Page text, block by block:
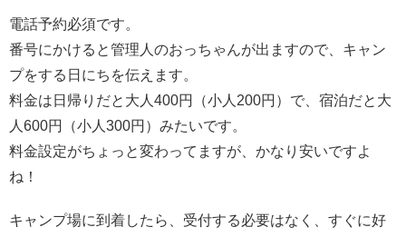
電話予約必須です。
番号にかけると管理人のおっちゃんが出ますので、キャン
プをする日にちを伝えます。
料金は日帰りだと大人400円（小人200円）で、宿泊だと大
人600円（小人300円）みたいです。
料金設定がちょっと変わってますが、かなり安いですよ
ね！
キャンプ場に到着したら、受付する必要はなく、すぐに好